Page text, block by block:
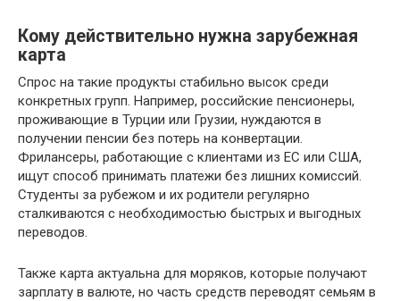
Кому действительно нужна зарубежная
карта
Спрос на такие продукты стабильно высок среди
конкретных групп. Например, российские пенсионеры,
проживающие в Турции или Грузии, нуждаются в
получении пенсии без потерь на конвертации.
Фрилансеры, работающие с клиентами из ЕС или США,
ищут способ принимать платежи без лишних комиссий.
Студенты за рубежом и их родители регулярно
сталкиваются с необходимостью быстрых и выгодных
переводов.
Также карта актуальна для моряков, которые получают
зарплату в валюте, но часть средств переводят семьям в